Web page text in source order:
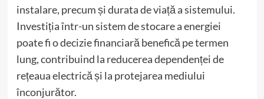
instalare, precum și durata de viață a sistemului.
Investiția într-un sistem de stocare a energiei
poate fi o decizie financiară benefică pe termen
lung, contribuind la reducerea dependenței de
rețeaua electrică și la protejarea mediului
înconjurător.